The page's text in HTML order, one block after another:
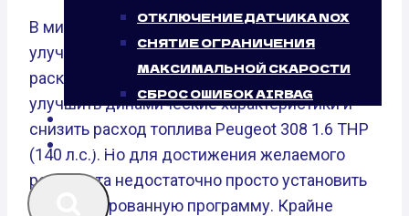
ОТКЛЮЧЕНИЕ ДАТЧИКА NOX
СНЯТИЕ ОГРАНИЧЕНИЯ
МАКСИМАЛЬНОЙ СКАРОСТИ
СБРОС ОШИБОК AIRBAG
В мире чип-тюнинг является важной частью
улучшения автомобилей. Он позволяет
раскрыть скрытый потенциал мотора,
улучшить динамические характеристики и
снизить расход топлива Peugeot 308 1.6 THP
(140 л.с.). Но для достижения желаемого
результата недостаточно просто установить
модифицированную программу. Крайне